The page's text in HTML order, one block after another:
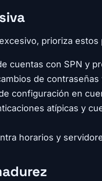
prioriza estos
cuentas con SPN y
de
configuración en
atípicas y
horarios y